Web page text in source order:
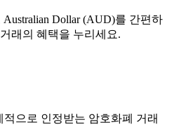
Australian Dollar (AUD)를 간편하
래의 혜택을 누리세요.
으로 인정받는 암호화폐 거래